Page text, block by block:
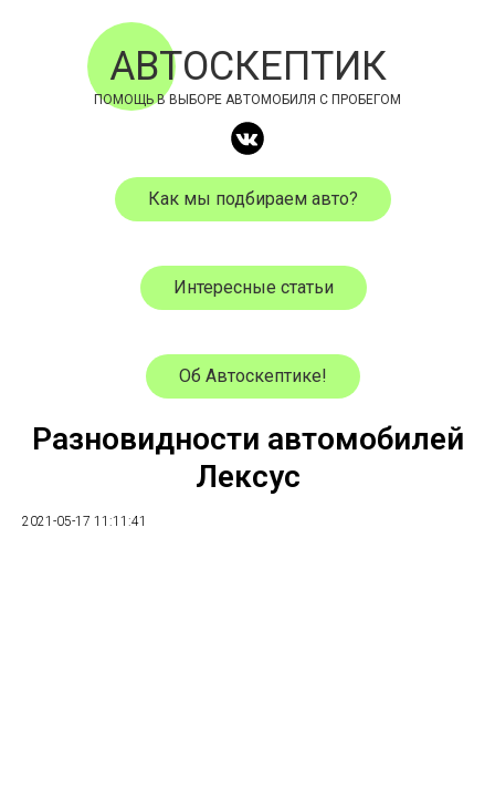
АВТОСКЕПТИК
ПОМОЩЬ В ВЫБОРЕ АВТОМОБИЛЯ С ПРОБЕГОМ
Как мы подбираем авто?
Интересные статьи
Об Автоскептике!
Разновидности автомобилей
Лексус
2021-05-17 11:11:41